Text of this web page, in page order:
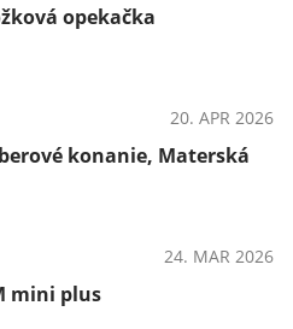
opekačka
20. APR 2026
konanie, Materská
24. MAR 2026
mini plus